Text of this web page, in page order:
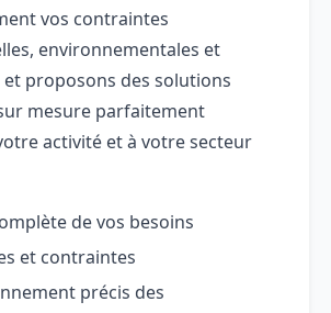
vos contraintes
environnementales et
proposons des solutions
mesure parfaitement
activité et à votre secteur
de vos besoins
et contraintes
précis des